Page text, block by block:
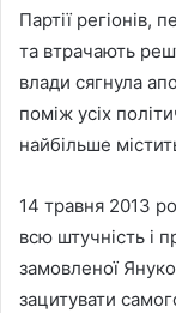
Партії регіонів,
та втрачають
влади сягнула
поміж усіх
найбільше
14 травня 2013
всю штучність і
замовленої
зацитувати